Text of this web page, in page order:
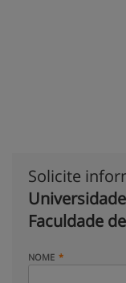
Solicite
Faculdade
NOME